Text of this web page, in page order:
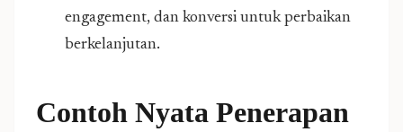
engagement, dan konversi untuk perbaikan
berkelanjutan.
Contoh Nyata Penerapan